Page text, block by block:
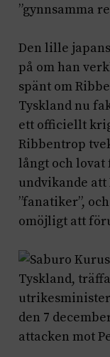
”gynnsamma
Den lille
på om han
spänt om
Tyskland nu
ett officiellt
Ribbentrop
långt och lovat
undvikande att
”fanatiker”,
omöjligt att